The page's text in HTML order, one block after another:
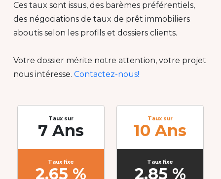
Ces taux sont issus, des barèmes préférentiels,
des négociations de taux de prêt immobiliers
aboutis selon les profils et dossiers clients.
Votre dossier mérite notre attention, votre projet
nous intéresse. Contactez-nous!
Taux sur
7 Ans
Taux fixe
2.65 %
Taux sur
10 Ans
Taux fixe
2.85 %